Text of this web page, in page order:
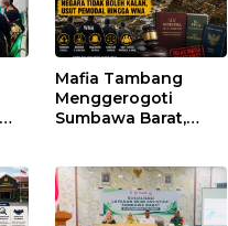
Mafia Tambang
Menggerogoti
Sumbawa Barat,
hingga WNA